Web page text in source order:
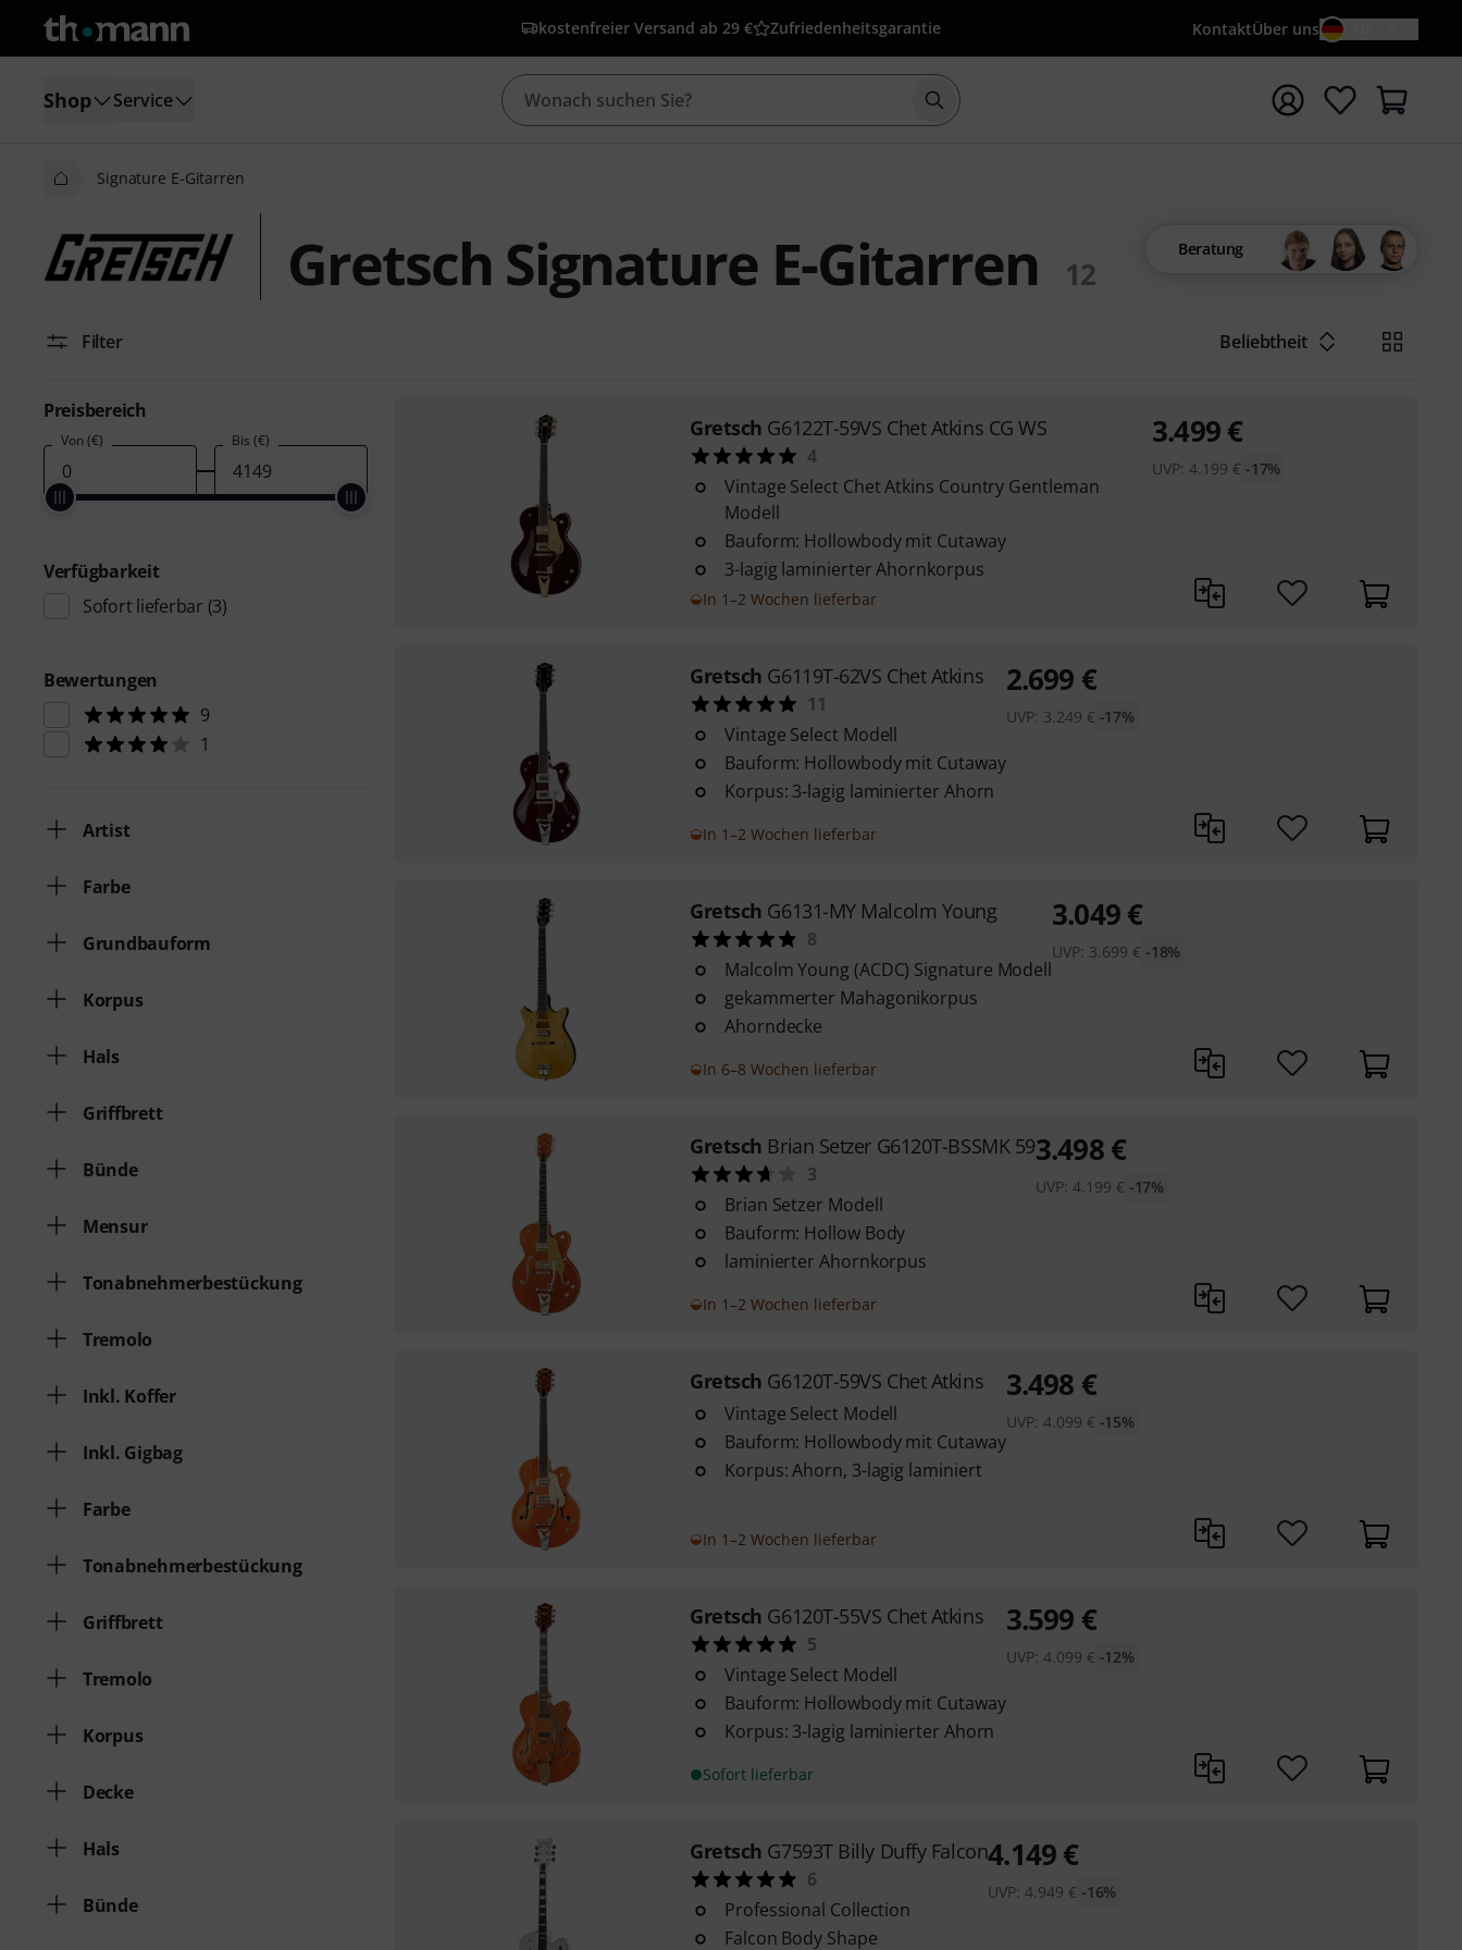
kostenfreier Versand ab 29 € Zufriedenheitsgarantie KontaktÜber uns
Shop Service Suche mit Suchwort {searchTerm} starten
Signature E-Gitarren
Gretsch Signature E-Gitarren 12
Beratung
Filter Beliebtheit
Preisbereich
Von (€) Bis (€)
Verfügbarkeit
Sofort lieferbar (3)
Bewertungen
9
1
Artist
Farbe
Grundbauform
Korpus
Hals
Griffbrett
Bünde
Mensur
Tonabnehmerbestückung
Tremolo
Inkl. Koffer
Inkl. Gigbag
Farbe
Tonabnehmerbestückung
Griffbrett
Tremolo
Korpus
Decke
Hals
Bünde
Gretsch G6122T-59VS Chet Atkins CG WS
4
Vintage Select Chet Atkins Country Gentleman
Modell
Bauform: Hollowbody mit Cutaway
3-lagig laminierter Ahornkorpus
In 1–2 Wochen lieferbar
3.499€
UVP:4.199 € -17%
Gretsch G6119T-62VS Chet Atkins
11
Vintage Select Modell
Bauform: Hollowbody mit Cutaway
Korpus: 3-lagig laminierter Ahorn
In 1–2 Wochen lieferbar
2.699 €
UVP: 3.249 € -17%
Gretsch G6131-MY Malcolm Young
8
Malcolm Young (ACDC) Signature Modell
gekammerter Mahagonikorpus
Ahorndecke
In 6–8 Wochen lieferbar
3.049€
UVP: 3.699 € -18%
Gretsch Brian Setzer G6120T-BSSMK 59
3
Brian Setzer Modell
Bauform: Hollow Body
laminierter Ahornkorpus
In 1–2 Wochen lieferbar
3.498€
UVP: 4.199 € -17%
Gretsch G6120T-59VS Chet Atkins
Vintage Select Modell
Bauform: Hollowbody mit Cutaway
Korpus: Ahorn, 3-lagig laminiert
In 1–2 Wochen lieferbar
3.498 €
UVP: 4.099 € -15%
Gretsch G6120T-55VS Chet Atkins
5
Vintage Select Modell
Bauform: Hollowbody mit Cutaway
Korpus: 3-lagig laminierter Ahorn
Sofort lieferbar
3.599 €
UVP: 4.099 € -12%
Gretsch G7593T Billy Duffy Falcon
6
Professional Collection
Falcon Body Shape
4.149€
UVP:4.949 € -16%